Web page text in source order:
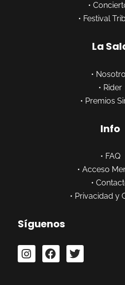
•
• Festival
La
•
• Rider
• Premios
Info
• FAQ
• Acceso
•
• Privacidad y
Síguenos